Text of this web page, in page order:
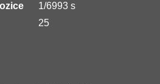
1/6993 s
25